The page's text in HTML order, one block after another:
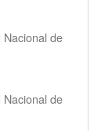
Nacional de
Nacional de